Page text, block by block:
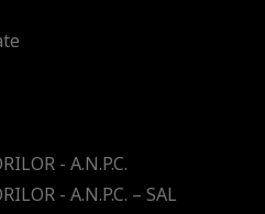
- A.N.P.C.
- A.N.P.C. – SAL